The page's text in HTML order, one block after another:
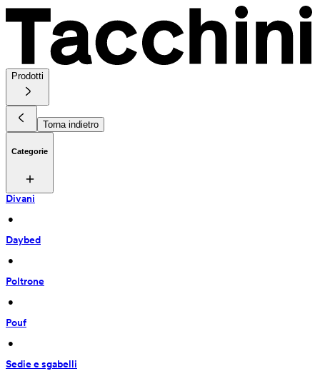
Prodotti
Torna indietro
Categorie
Divani
•
Daybed
•
Poltrone
•
Pouf
•
Sedie e sgabelli